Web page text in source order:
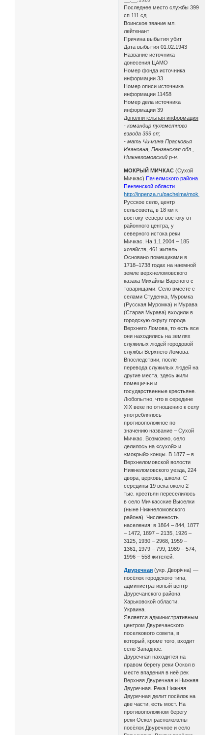
Последнее место службы 399
сп 111 сд
Воинское звание мл.
лейтенант
Причина выбытия убит
Дата выбытия 01.02.1943
Название источника
донесения ЦАМО
Номер фонда источника
информации 33
Номер описи источника
информации 11458
Номер дела источника
информации 39
Дополнительная информация
- командир пулеметного
взвода 399 сп;
- мать Чичкина Прасковья
Ивановна, Пензенская обл.,
Нижнеломовский р-н.
МОКРЫЙ МИЧКАС (Сухой
Мичкас)Пачелмского района
Пензенской области
http://inpenza.ru/pachelma/
Русское село, центр
сельсовета, в 18 км к
востоку-северо-востоку от
районного центра, у
северного истока реки
Мичкас. На 1.1.2004 – 185
хозяйств, 461 житель.
Основано помещиками в
1718–1738 годах на наемной
земле верхнеломовского
казака Михайлы Вареного с
товарищами. Село вместе с
селами Студенка, Муромка
(Русская Муромка) и Мурава
(Старая Мурава) входили в
городскую округу города
Верхнего Ломова, то есть все
они находились на землях
служилых людей городовой
службы Верхнего Ломова.
Впоследствии, после
перевода служилых людей на
другие места, здесь жили
помещичьи и
государственные крестьяне.
Любопытно, что в середине
XIX веке по отношению к селу
употреблялось
противоположное по
значению название – Сухой
Мичкас. Возможно, село
делилось на «сухой» и
«мокрый» концы. В 1877 – в
Верхнеломовской волости
Нижнеломовского уезда, 224
двора, церковь, школа. С
середины 19 века около 2
тыс. крестьян переселилось
в село Мичкасские Выселки
(ныне Нижнеломовского
района). Численность
населения: в 1864 – 844, 1877
– 1472, 1897 – 2135, 1926 –
3125, 1930 – 2968, 1959 –
1361, 1979 – 799, 1989 – 574,
1996 – 558 жителей.
Двуречная (укр. Дворічна) —
посёлок городского типа,
административный центр
Двуречанского района
Харьковской области,
Украина.
Является административным
центром Двуречанского
поселкового совета, в
который, кроме того, входит
село Западное.
Двуречная находится на
правом берегу реки Оскол в
месте впадения в неё рек
Верхняя Двуречная и Нижняя
Двуречная. Река Нижняя
Двуречная делит посёлок на
две части, есть мост. На
противоположном берегу
реки Оскол расположены
посёлок Двуречное и село